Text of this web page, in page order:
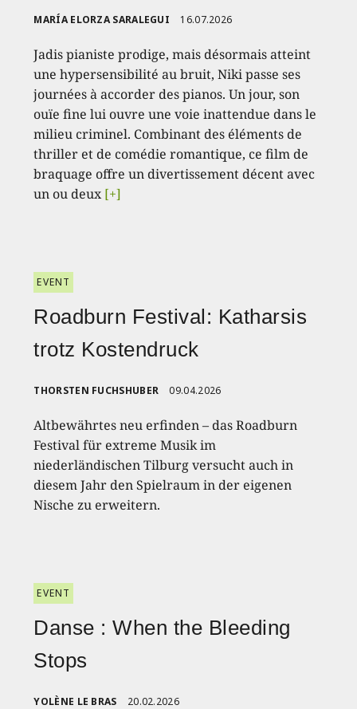
MARÍA ELORZA SARALEGUI 16.07.2026
Jadis pianiste prodige, mais désormais atteint
une hypersensibilité au bruit, Niki passe ses
journées à accorder des pianos. Un jour, son
ouïe fine lui ouvre une voie inattendue dans le
milieu criminel. Combinant des éléments de
thriller et de comédie romantique, ce film de
braquage offre un divertissement décent avec
un ou deux[+]
EVENT
Roadburn Festival: Katharsis
trotz Kostendruck
THORSTEN FUCHSHUBER 09.04.2026
Altbewährtes neu erfinden – das Roadburn
Festival für extreme Musik im
niederländischen Tilburg versucht auch in
diesem Jahr den Spielraum in der eigenen
Nische zu erweitern.
EVENT
Danse : When the Bleeding
Stops
YOLÈNE LE BRAS 20.02.2026